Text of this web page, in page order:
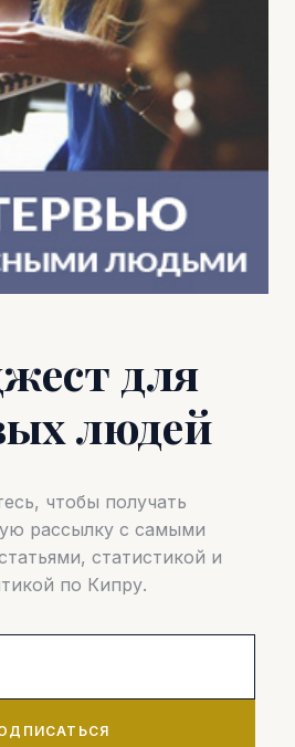
для
людей
чтобы получать
рассылку с самыми
статистикой и
по Кипру.